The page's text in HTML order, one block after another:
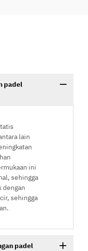
padel
lain
ini
sehingga
dengan
sehingga
padel